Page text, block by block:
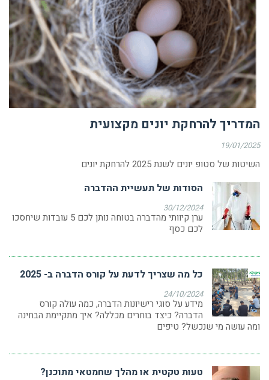
המדריך להרחקת יונים מקצועית
19/01/2025
השיטות של סטופ יונים לשנת 2025 להרחקת יונים
הסודות של תעשיית ההדברה
30/12/2024
ערן קיוותי מהדברה בטוחה נותן לכם 5 עובדות שיחסכו
לכם כסף
כל מה שצריך לדעת על קורס הדברה ב- 2025
24/10/2024
מידע על סוגי רישיונות הדברה, כמה עולה קורס
הדברה? כיצד בוחרים מכללה? איך מתקיימת הבחינה
ומה עושה מי שנכשל? טיפים
טעות טקטית או מהלך שחמטאי מתוכנן?